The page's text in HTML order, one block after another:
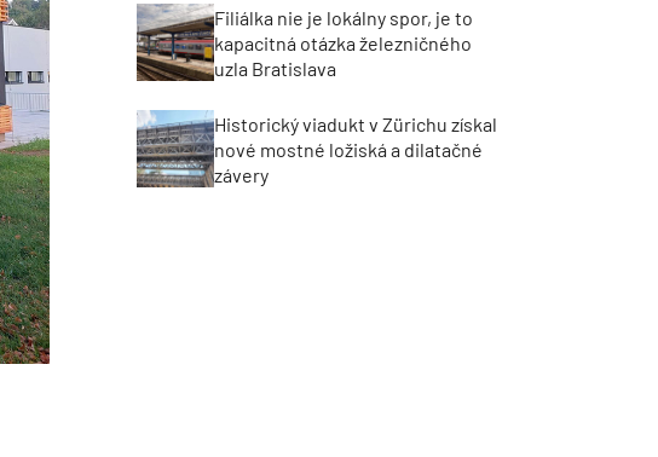
Filiálka nie je lokálny spor, je to
kapacitná otázka železničného
uzla Bratislava
Historický viadukt v Zürichu získal
nové mostné ložiská a dilatačné
závery